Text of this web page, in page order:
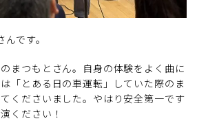
です。
まつもとさん。自身の体験をよく曲に
「とある日の車運転」していた際のま
くださいました。やはり安全第一です
ください！